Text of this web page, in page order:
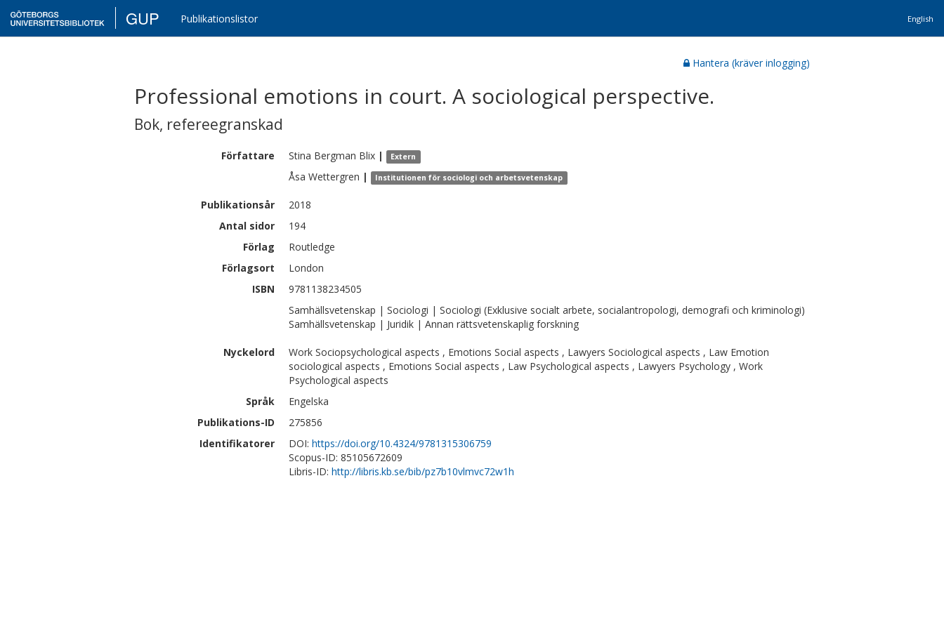
GUP Publikationslistor English
Hantera (kräver inlogging)
Professional emotions in court. A sociological perspective.
Bok, refereegranskad
Författare Stina Bergman Blix | Extern
Åsa Wettergren | Institutionen för sociologi och arbetsvetenskap
Publikationsår
2018
Antal sidor
194
Förlag
Routledge
Förlagsort
London
ISBN
9781138234505
Samhällsvetenskap | Sociologi | Sociologi (Exklusive socialt arbete, socialantropologi, demografi och kriminologi)
Samhällsvetenskap | Juridik | Annan rättsvetenskaplig forskning
Nyckelord
Work Sociopsychological aspects , Emotions Social aspects , Lawyers Sociological aspects , Law Emotion
sociological aspects , Emotions Social aspects , Law Psychological aspects , Lawyers Psychology , Work
Psychological aspects
Språk
Engelska
Publikations-ID
275856
Identifikatorer
DOI: https://doi.org/10.4324/9781315306759
Scopus-ID: 85105672609
Libris-ID: http://libris.kb.se/bib/pz7b10vlmvc72w1h